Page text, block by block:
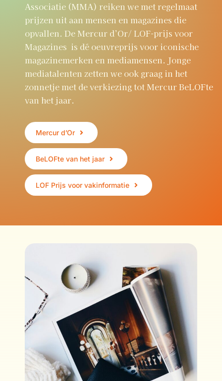
Associatie (MMA) reiken we met regelmaat
prijzen uit aan mensen en magazines die
opvallen. De Mercur d’Or/ LOF-prijs voor
Magazines is dé oeuvreprijs voor iconische
magazinemerken en mediamensen. Jonge
mediatalenten zetten we ook graag in het
zonnetje met de verkiezing tot Mercur BeLOFte
van het jaar.
Mercur d’Or
BeLOFte van het jaar
LOF Prijs voor vakinformatie